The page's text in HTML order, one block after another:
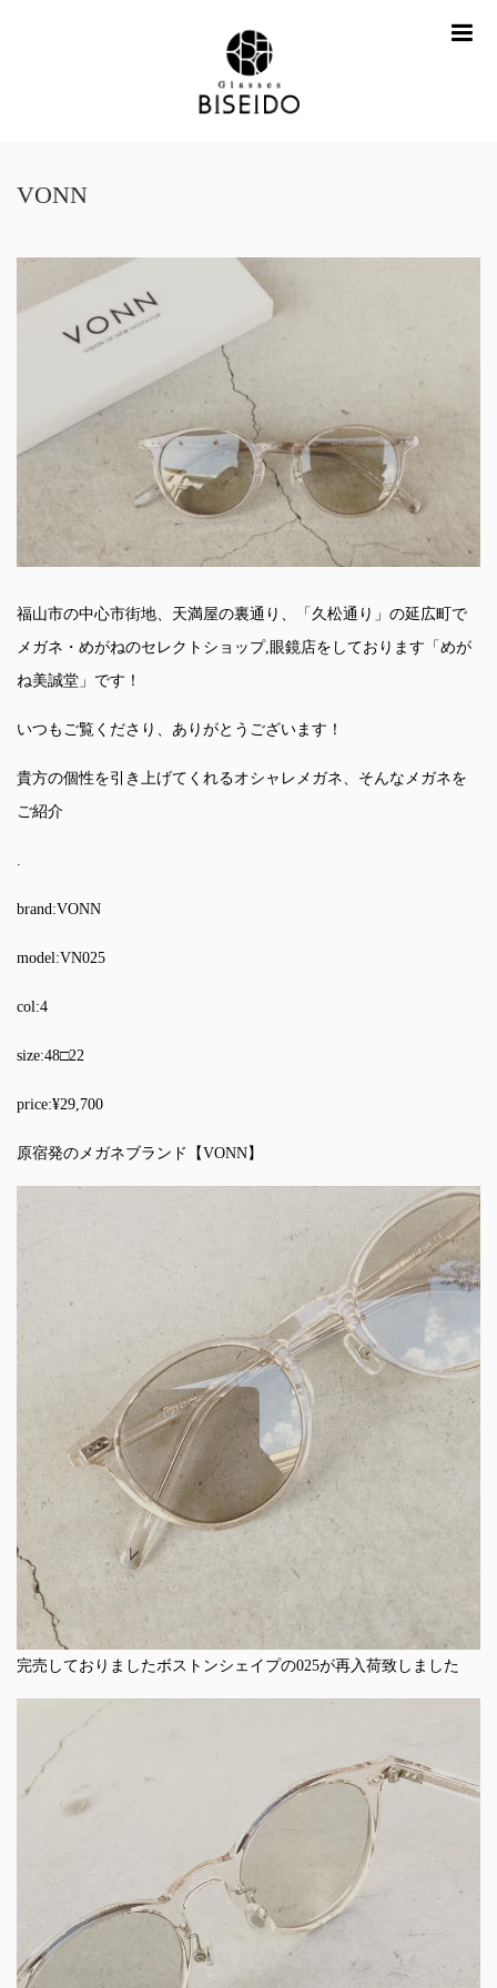
VONN
福山市の中心市街地、天満屋の裏通り、「久松通り」の延広町で
メガネ・めがねのセレクトショップ,眼鏡店をしております「めが
ね美誠堂」です！
いつもご覧くださり、ありがとうございます！
貴方の個性を引き上げてくれるオシャレメガネ、そんなメガネを
ご紹介
.
brand:VONN
model:VN025
col:4
size:48□22
price:¥29,700
原宿発のメガネブランド【VONN】
完売しておりましたボストンシェイプの025が再入荷致しました